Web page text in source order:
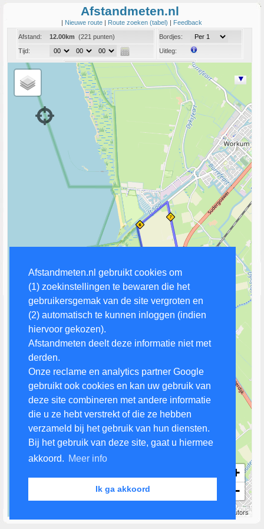
Afstandmeten.nl gebruikt cookies om
(1) zoekinstellingen te bewaren die het
gebruikersgemak van de site vergroten en
(2) automatisch te kunnen inloggen (indien
hiervoor gekozen).
Afstandmeten deelt deze informatie niet met
derden.
Onze reclame en analytics partner Google
gebruikt ook cookies en kan uw gebruik van
deze site combineren met andere informatie
die u ze hebt verstrekt of die ze hebben
verzameld bij het gebruik van hun diensten.
Bij het gebruik van deze site, gaat u hiermee
akkoord. Meer info
Ik ga akkoord
Afstandmeten.nl
| Nieuwe route | Route zoeken (tabel) | Feedback
Afstand:
12.00km (221 punten)
Tijd:
Bordjes:
Uitleg:
Coord:
Link naar deze route
+
−
contributors